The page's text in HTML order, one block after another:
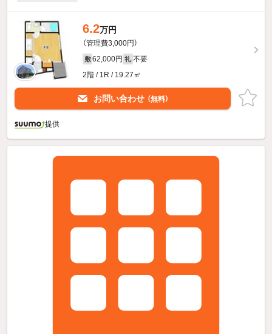
6.2万円
（管理費3,000円）
敷 62,000円 礼 不要
2階 / 1R / 19.27㎡
お問い合わせ （無料）
提供